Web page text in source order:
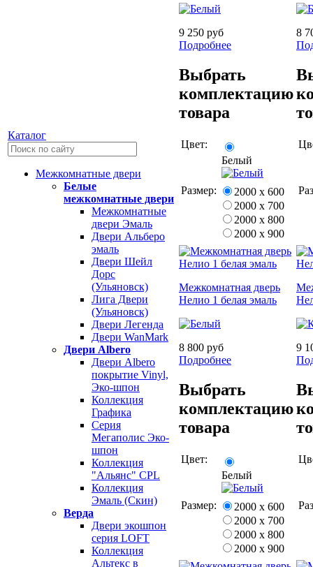
Каталог
Межкомнатные двери
Белые
межкомнатные двери
Межкомнатные
двери Эмаль
Двери Альберо
эмаль
Двери Шейл
Дорс
(Ульяновск)
Лига Двери
(Ульяновск)
Двери Легенда
Двери WanMark
Двери Albero
Двери Albero
покрытие Vinyl,
Эко-шпон
Коллекция
Графика
Серия
Мегаполис Эко-
шпон
Коллекция
"Альянс" CPL
Коллекция
Эмаль (Скин)
Верда
Двери экошпон
серия LOFT
Коллекция
Альтекс в
9 250 руб
Подробнее
Выбрать
комплектацию
товара
Цвет:
Белый
Размер:
2000 х 600
2000 х 700
2000 х 800
2000 х 900
8
Межкомнатная дверь
Нелио 1 белая эмаль
8 800 руб
Подробнее
Выбрать
комплектацию
товара
Цвет:
Белый
Размер:
2000 х 600
2000 х 700
2000 х 800
2000 х 900
9